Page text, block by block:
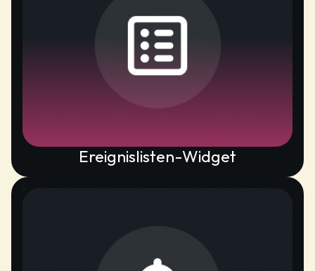
Ereignislisten-Widget